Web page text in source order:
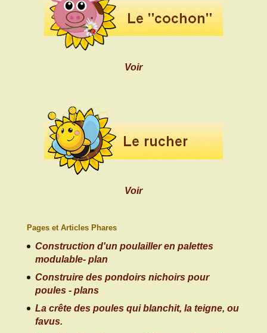
Voir
Voir
Pages et Articles Phares
Construction d'un poulailler en palettes
modulable- plan
Construire des pondoirs nichoirs pour
poules - plans
La crête des poules qui blanchit, la teigne, ou
favus.